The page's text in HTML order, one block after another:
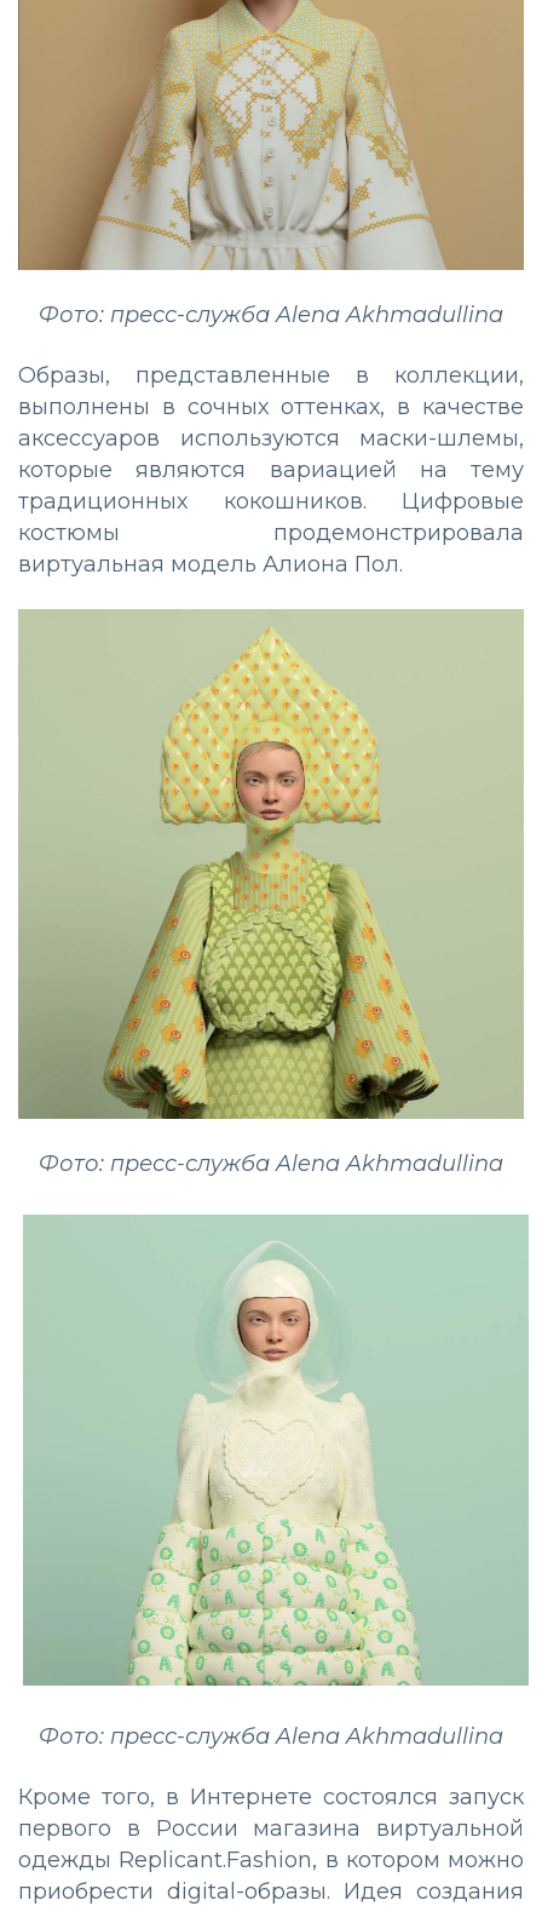
Фото: пресс-служба Alena Akhmadullina
Образы, представленные в коллекции,
выполнены в сочных оттенках, в качестве
аксессуаров используются маски-шлемы,
которые являются вариацией на тему
традиционных кокошников. Цифровые
костюмы продемонстрировала
виртуальная модель Алиона Пол.
Фото: пресс-служба Alena Akhmadullina
Фото: пресс-служба Alena Akhmadullina
Кроме того, в Интернете состоялся запуск
первого в России магазина виртуальной
одежды Replicant.Fashion, в котором можно
приобрести digital-образы. Идея создания